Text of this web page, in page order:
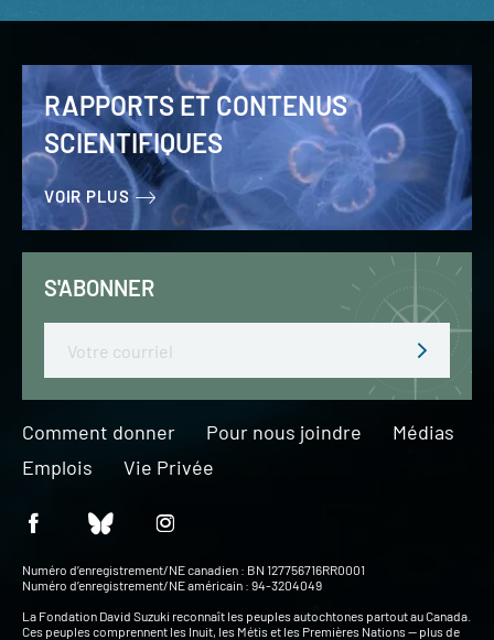
RAPPORTS ET CONTENUS
SCIENTIFIQUES
VOIR PLUS
S'ABONNER
Comment donner Pour nous joindre
Médias
Emplois
Vie Privée
Numéro d’enregistrement/NE canadien : BN 127756716RR0001
Numéro d’enregistrement/NE américain : 94-3204049
La Fondation David Suzuki reconnaît les peuples autochtones partout au Canada.
Ces peuples comprennent les Inuit, les Métis et les Premières Nations — plus de